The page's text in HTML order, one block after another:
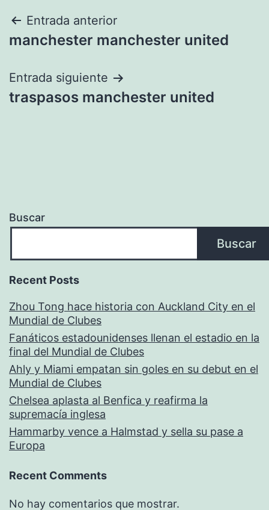
Navegación
de
entradas
Entrada anterior
manchester manchester united
Entrada siguiente
traspasos manchester united
Buscar
Buscar
Recent Posts
Zhou Tong hace historia con Auckland City en el
Mundial de Clubes
Fanáticos estadounidenses llenan el estadio en la
final del Mundial de Clubes
Ahly y Miami empatan sin goles en su debut en el
Mundial de Clubes
Chelsea aplasta al Benfica y reafirma la
supremacía inglesa
Hammarby vence a Halmstad y sella su pase a
Europa
Recent Comments
No hay comentarios que mostrar.